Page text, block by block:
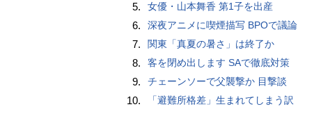
5. 女優・山本舞香 第1子を出産
6. 深夜アニメに喫煙描写 BPOで議論
7. 関東「真夏の暑さ」は終了か
8. 客を閉め出します SAで徹底対策
9. チェーンソーで父襲撃か 目撃談
10. 「避難所格差」生まれてしまう訳